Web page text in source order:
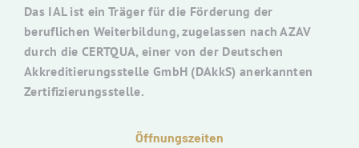
Das IAL ist ein Träger für die Förderung der
beruflichen Weiterbildung, zugelassen nach AZAV
durch die CERTQUA, einer von der Deutschen
Akkreditierungsstelle GmbH (DAkkS) anerkannten
Zertifizierungsstelle.
Öffnungszeiten